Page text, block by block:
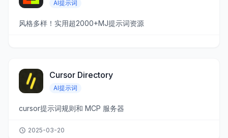
AI提示词
风格多样！实用超2000+MJ提示词资源
Cursor Directory
AI提示词
cursor提示词规则和 MCP 服务器
2025-03-20